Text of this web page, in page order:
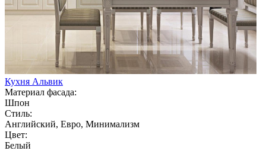
Кухня Альвик
Материал фасада:
Шпон
Стиль:
Английский, Евро, Минимализм
Цвет:
Белый